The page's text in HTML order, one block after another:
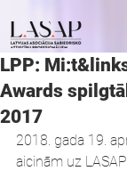
LPP:
Awards
2017
2018. gada 19.
aicinām uz